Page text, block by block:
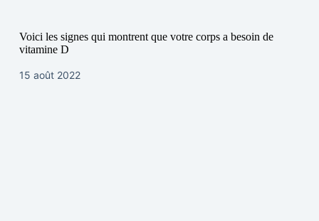
Voici les signes qui montrent que votre corps a besoin de
vitamine D
15 août 2022